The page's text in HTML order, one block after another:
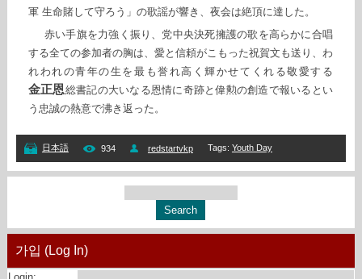
軍 生命賭して守ろう」の歌謡が響き、夜会は絶頂に達した。
赤い手旗を力強く振り、党中央決死擁護の歌を高らかに合唱
する全ての参加者の胸は、愛と信頼がこもった祝賀文も送り、わ
れわれの青年の生を最も誉れ高く輝かせてくれる敬愛する
金正恩総書記の大いなる恩情に奇跡と偉勲の創造で報いるとい
う忠誠の熱意で沸き返った。
日本語 934 redstartvkp Tags: Youth Day
가입 (Log In)